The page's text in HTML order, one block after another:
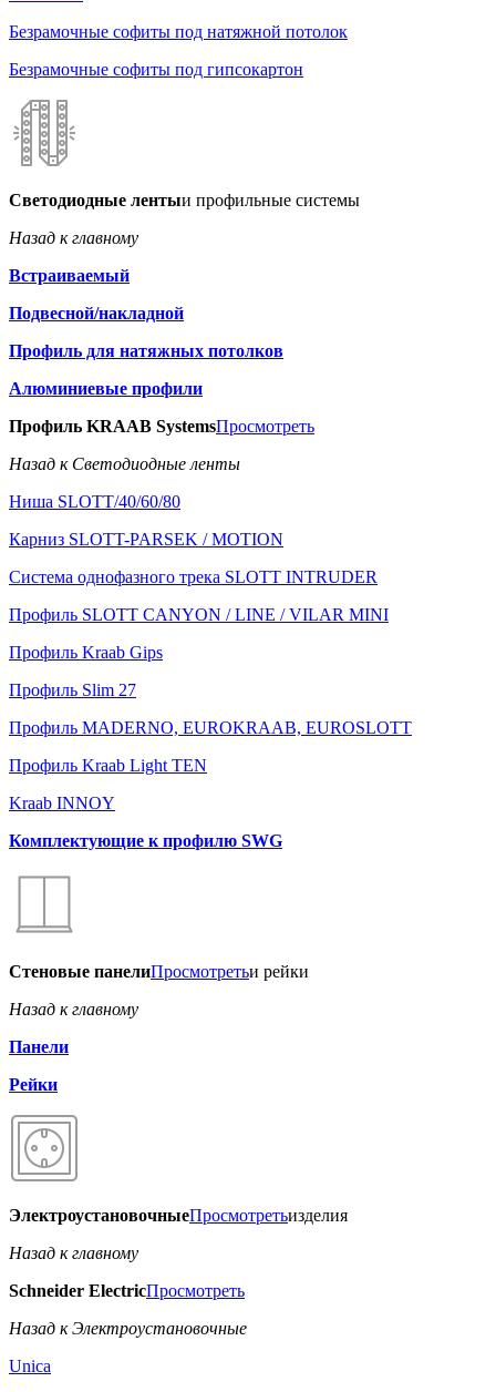
Безрамочные софиты под натяжной потолок
Безрамочные софиты под гипсокартон
Светодиодные лентыи профильные системы
Назад к главному
Встраиваемый
Подвесной/накладной
Профиль для натяжных потолков
Алюминиевые профили
Профиль KRAAB SystemsПросмотреть
Назад к Светодиодные ленты
Ниша SLOTT/40/60/80
Карниз SLOTT-PARSEK / MOTION
Система однофазного трека SLOTT INTRUDER
Профиль SLOTT CANYON / LINE / VILAR MINI
Профиль Kraab Gips
Профиль Slim 27
Профиль MADERNO, EUROKRAAB, EUROSLOTT
Профиль Kraab Light TEN
Kraab INNOY
Комплектующие к профилю SWG
Стеновые панелиПросмотретьи рейки
Назад к главному
Панели
Рейки
ЭлектроустановочныеПросмотретьизделия
Назад к главному
Schneider ElectricПросмотреть
Назад к Электроустановочные
Unica